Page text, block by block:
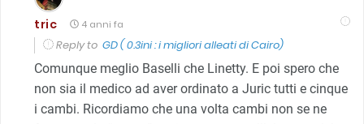
tric 4 anni fa
Reply to GD ( 0.3ini : i migliori alleati di Cairo)
Comunque meglio Baselli che Linetty. E poi spero che
non sia il medico ad aver ordinato a Juric tutti e cinque
i cambi. Ricordiamo che una volta cambi non se ne